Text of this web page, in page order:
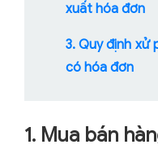
xuất hóa đơn
3. Quy định xử
có hóa đơn
1. Mua bán